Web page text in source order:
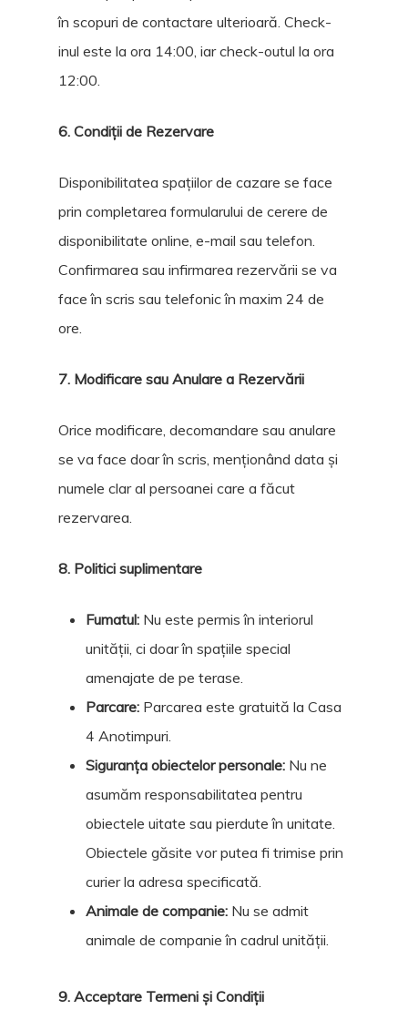
în scopuri de contactare ulterioară. Check-
inul este la ora 14:00, iar check-outul la ora
12:00.
6. Condiții de Rezervare
Disponibilitatea spațiilor de cazare se face
prin completarea formularului de cerere de
disponibilitate online, e-mail sau telefon.
Confirmarea sau infirmarea rezervării se va
face în scris sau telefonic în maxim 24 de
ore.
7. Modificare sau Anulare a Rezervării
Orice modificare, decomandare sau anulare
se va face doar în scris, menționând data și
numele clar al persoanei care a făcut
rezervarea.
8. Politici suplimentare
Fumatul: Nu este permis în interiorul
unității, ci doar în spațiile special
amenajate de pe terase.
Parcare: Parcarea este gratuită la Casa
4 Anotimpuri.
Siguranța obiectelor personale: Nu ne
asumăm responsabilitatea pentru
obiectele uitate sau pierdute în unitate.
Obiectele găsite vor putea fi trimise prin
curier la adresa specificată.
Animale de companie: Nu se admit
animale de companie în cadrul unității.
9. Acceptare Termeni și Condiții